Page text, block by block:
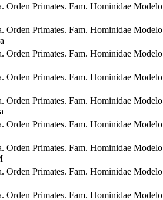
Orden Primates. Fam. Hominidae Modelo
Orden Primates. Fam. Hominidae Modelo
Orden Primates. Fam. Hominidae Modelo
Orden Primates. Fam. Hominidae Modelo
Orden Primates. Fam. Hominidae Modelo
Orden Primates. Fam. Hominidae Modelo
Orden Primates. Fam. Hominidae Modelo
Orden Primates. Fam. Hominidae Modelo
Orden Primates. Fam. Hominidae Modelo